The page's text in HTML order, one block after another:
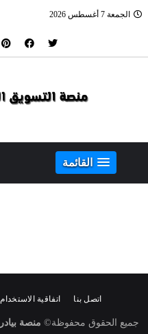
الجمعة 7 أغسطس 2026
القائمة
اتصل بنا اتفاقية الاستخدام
جميع الحقوق محفوظة© منصة